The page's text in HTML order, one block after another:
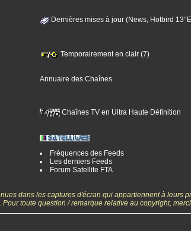
Dernières mises à jour (News, Hotbird
Temporairement en clair (7)
Annuaire des Chaînes
Chaînes TV en Ultra Haute Définition
Fréquences des Feeds
Les derniers Feeds
Forum Satellite FTA
dans les captures d'écran qui appartiennent à leurs
toute question / remarque relative au copyright,